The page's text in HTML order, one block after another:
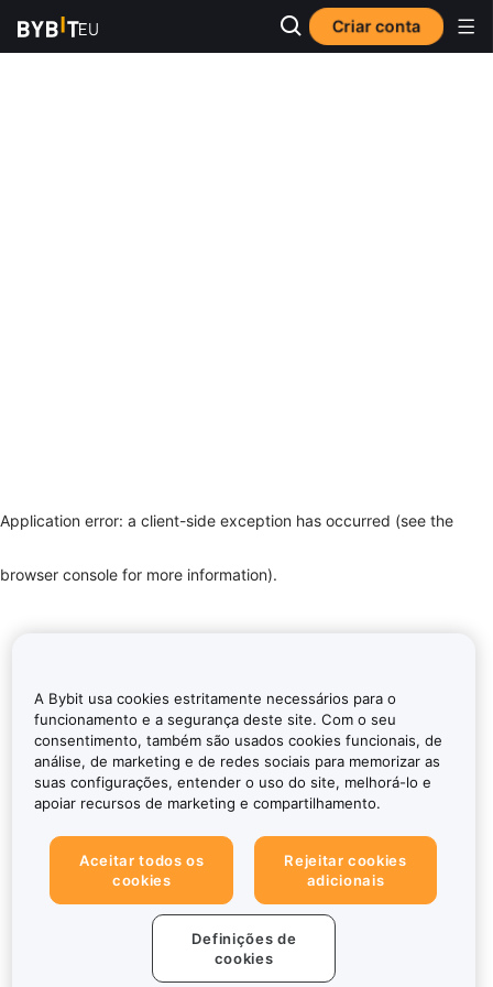
Criar conta
Application error: a client-side exception has occurred (see the
browser console for more information).
A Bybit usa cookies estritamente necessários para o
funcionamento e a segurança deste site. Com o seu
consentimento, também são usados cookies funcionais, de
análise, de marketing e de redes sociais para memorizar as
suas configurações, entender o uso do site, melhorá-lo e
apoiar recursos de marketing e compartilhamento.
Aceitar todos os
cookies
Rejeitar cookies
adicionais
Definições de
cookies